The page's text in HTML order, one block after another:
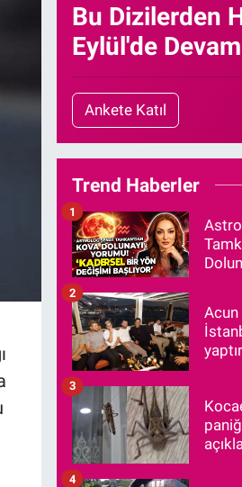
Bu Dizilerden
Eylül'de
Ankete Katıl
Trend Haberler
1
Acun
2
3
4